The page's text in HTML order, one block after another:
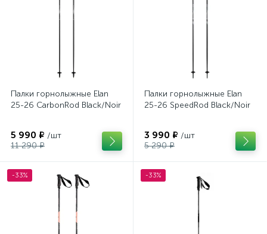
Палки горнолыжные Elan
25-26 CarbonRod Black/Noir
5 990 ₽ /шт
11 290 ₽
Палки горнолыжные Elan
25-26 SpeedRod Black/Noir
3 990 ₽ /шт
5 290 ₽
-33% -33%